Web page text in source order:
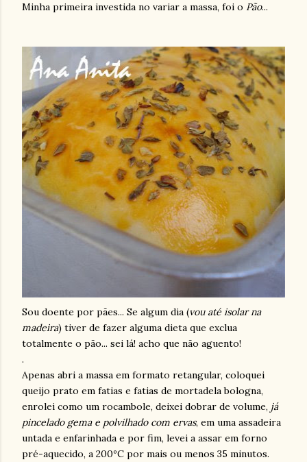
Minha primeira investida no variar a massa, foi o Pão...
Sou doente por pães... Se algum dia (vou até isolar na
madeira) tiver de fazer alguma dieta que exclua
totalmente o pão... sei lá! acho que não aguento!
.
Apenas abri a massa em formato retangular, coloquei
queijo prato em fatias e fatias de mortadela bologna,
enrolei como um rocambole, deixei dobrar de volume, já
pincelado gema e polvilhado com ervas, em uma assadeira
untada e enfarinhada e por fim, levei a assar em forno
pré-aquecido, a 200ºC por mais ou menos 35 minutos.